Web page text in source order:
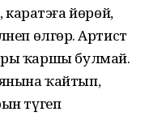
каратэға йөрөй,
өлгөрә. Артист
ҡаршы булмай.
ҡайтып,
түгеп